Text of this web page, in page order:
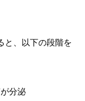
と、以下の段階を
分泌